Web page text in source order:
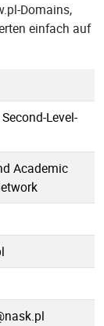
Domains,
einfach auf
Level-
Academic